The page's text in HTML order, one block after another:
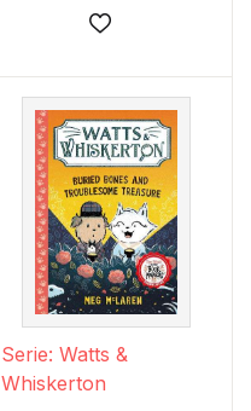
Añadir a la
Serie: Watts &
Whiskerton